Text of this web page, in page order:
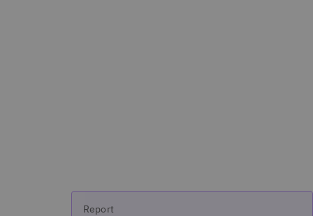
Report